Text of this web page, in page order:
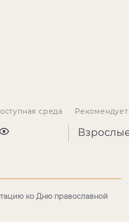
среда
ко Дню православной